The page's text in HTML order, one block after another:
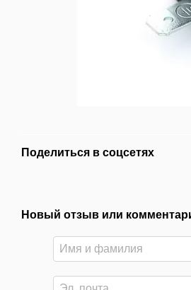
Поделиться в соцсетях
Новый отзыв или